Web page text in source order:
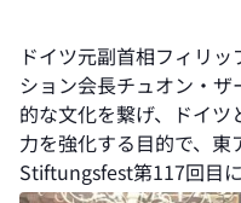
ドイツ元副首相フィリ
ション会長チュオン・
的な文化を繋げ、ドイ
力を強化する目的で、東
Stiftungsfest第117回目